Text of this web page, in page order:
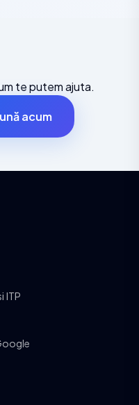
te putem ajuta.
acum
ITP